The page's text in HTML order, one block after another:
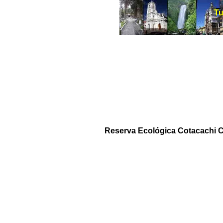
Reserva Ecológica Cotacachi